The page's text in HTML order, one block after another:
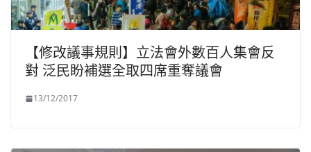
【修改議事規則】立法會外數百人集會反
對 泛民盼補選全取四席重奪議會
13/12/2017